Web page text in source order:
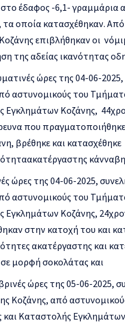
έδαφος -6,1- γραμμάρια
τα οποία κατασχέθηκαν.
επιβλήθηκαν οι
της αδείας ικανότητας
ώρες της 04-06-
αστυνομικούς του
Εγκλημάτων Κοζάνης,
που
βρέθηκε και κατασχέθηκε
ώρες της 04-06-2025,
αστυνομικούς του
Εγκλημάτων Κοζάνης,
στην κατοχή του και
ακατέργαστης και
μορφή σοκολάτας και
ώρες της 05-06-2025,
Κοζάνης, από
Καταστολής